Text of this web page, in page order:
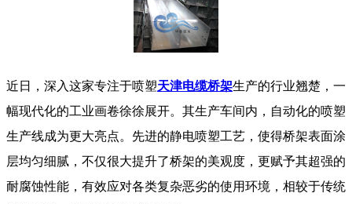
近日，深入这家专注于喷塑天津电缆桥架生产的行业翘楚，一
幅现代化的工业画卷徐徐展开。其生产车间内，自动化的喷塑
生产线成为更大亮点。先进的静电喷塑工艺，使得桥架表面涂
层均匀细腻，不仅很大提升了桥架的美观度，更赋予其超强的
耐腐蚀性能，有效应对各类复杂恶劣的使用环境，相较于传统